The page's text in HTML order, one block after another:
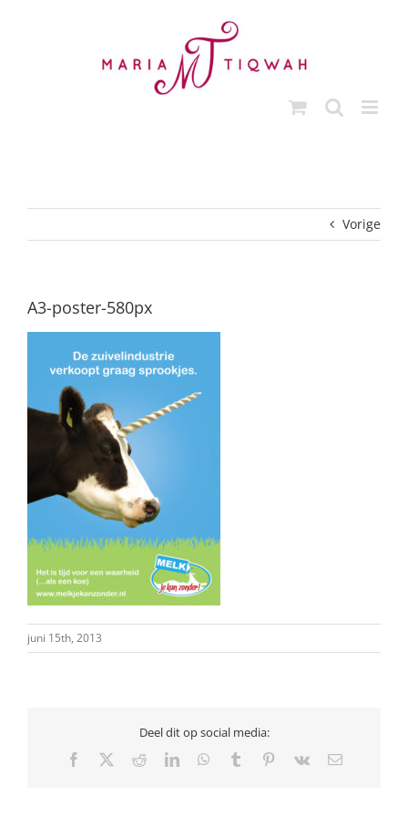
Vorige
A3-poster-580px
juni 15th, 2013
Deel dit op social media:
Facebook RedditLinkedInWhatsApp
Tumblr Pinterest
Vk
E-